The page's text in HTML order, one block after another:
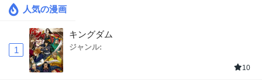
人気の漫画
1
キングダム
ジャンル:
10